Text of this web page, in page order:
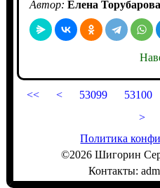
Автор: Елена Торубарова
<< < 53099 53100
>
Политика
©2026 Шигорин
Контакты: